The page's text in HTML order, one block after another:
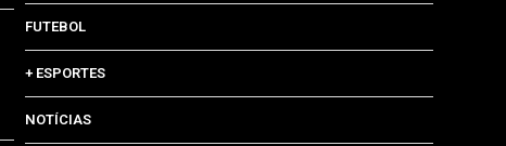
FUTEBOL
+ ESPORTES
NOTÍCIAS